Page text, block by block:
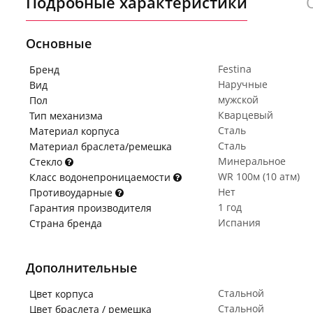
Основные
Бренд
Festina
Вид
Наручные
Пол
мужской
Тип механизма
Кварцевый
Материал корпуса
Сталь
Материал браслета/ремешка
Сталь
Стекло
Минеральное
Класс водонепроницаемости
WR 100м (10 атм)
Противоударные
Нет
Гарантия производителя
1 год
Страна бренда
Испания
Дополнительные
Цвет корпуса
Стальной
Цвет браслета / ремешка
Стальной